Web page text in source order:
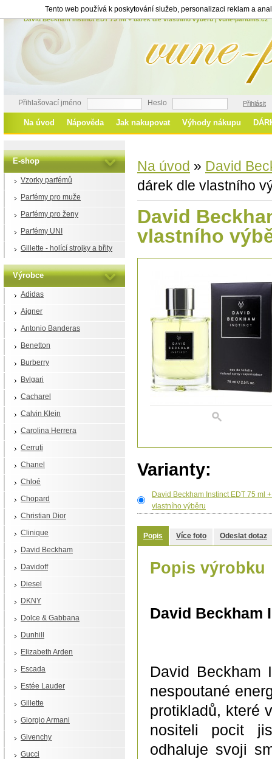
Tento web používá k poskytování služeb, personalizaci reklam a
David Beckham Instinct EDT 75 ml + dárek dle vlastního výběru | vune-parfums.cz
Přihlašovací jméno Heslo Přihlásit
Na úvod Nápověda Jak nakupovat Výhody nákupu
E-shop
Vzorky parfémů
Parfémy pro muže
Parfémy pro ženy
Parfémy UNI
Gillette - holící strojky a břity
Výrobce
Adidas
Aigner
Antonio Banderas
Benetton
Burberry
Bvlgari
Cacharel
Calvin Klein
Carolina Herrera
Cerruti
Chanel
Chloé
Chopard
Christian Dior
Clinique
David Beckham
Davidoff
Diesel
DKNY
Dolce & Gabbana
Dunhill
Elizabeth Arden
Escada
Estée Lauder
Gillette
Giorgio Armani
Givenchy
Gucci
Na úvod » David
dárek dle vlastního
David
vlastního
Varianty:
David Beckham Instinct EDT 75 ml
vlastního výběru
Popis Více foto Odeslat dotaz
Popis výrobku
David Beckham
David Beckham
nespoutané
protikladů, které
nositeli pocit
odhaluje svoji